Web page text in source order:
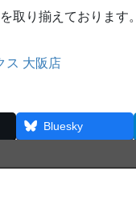
取り揃えております。
ス 大阪店
Bluesky